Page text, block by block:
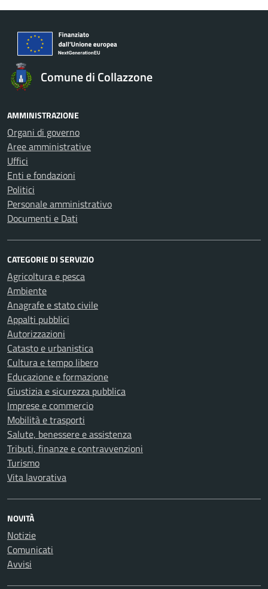
Comune di Collazzone
AMMINISTRAZIONE
Organi di governo
Aree amministrative
Uffici
Enti e fondazioni
Politici
Personale amministrativo
Documenti e Dati
CATEGORIE DI SERVIZIO
Agricoltura e pesca
Ambiente
Anagrafe e stato civile
Appalti pubblici
Autorizzazioni
Catasto e urbanistica
Cultura e tempo libero
Educazione e formazione
Giustizia e sicurezza pubblica
Imprese e commercio
Mobilità e trasporti
Salute, benessere e assistenza
Tributi, finanze e contravvenzioni
Turismo
Vita lavorativa
NOVITÀ
Notizie
Comunicati
Avvisi